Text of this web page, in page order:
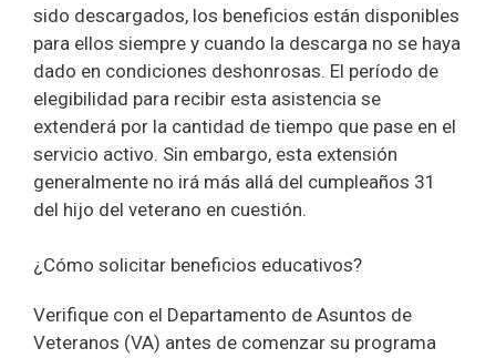
sido descargados, los beneficios están disponibles
para ellos siempre y cuando la descarga no se haya
dado en condiciones deshonrosas. El período de
elegibilidad para recibir esta asistencia se
extenderá por la cantidad de tiempo que pase en el
servicio activo. Sin embargo, esta extensión
generalmente no irá más allá del cumpleaños 31
del hijo del veterano en cuestión.
¿Cómo solicitar beneficios educativos?
Verifique con el Departamento de Asuntos de
Veteranos (VA) antes de comenzar su programa